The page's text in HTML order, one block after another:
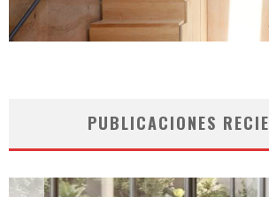
PUBLICACIONES